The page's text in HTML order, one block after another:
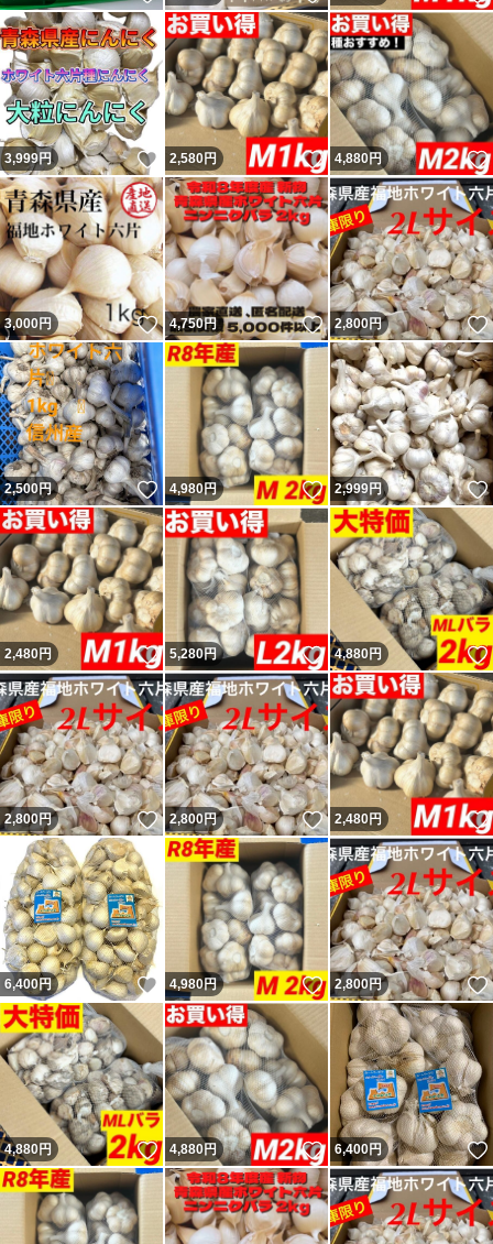
3,999円 いいね！
2,580円 いいね！
4,880円
3,000円 いいね！
4,750円 いいね！
2,800円
2,500円 いいね！
4,980円 いいね！
2,999円
2,480円 いいね！
5,280円 いいね！
4,880円
2,800円 いいね！
2,800円 いいね！
2,480円
6,400円 いいね！
4,980円 いいね！
2,800円
4,880円 いいね！
4,880円 いいね！
6,400円